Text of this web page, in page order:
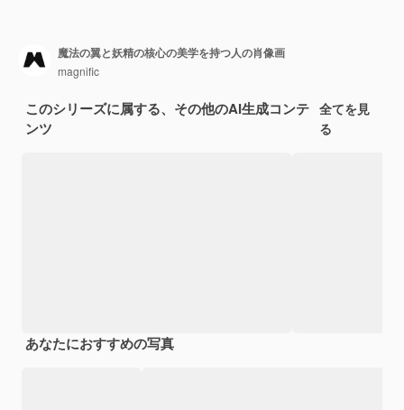
魔法の翼と妖精の核心の美学を持つ人の肖像画
magnific
このシリーズに属する、その他のAI生成コンテ
ンツ
全てを見
る
あなたにおすすめの写真